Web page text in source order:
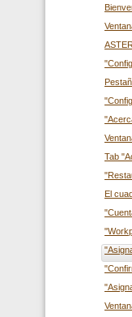
Tab
El